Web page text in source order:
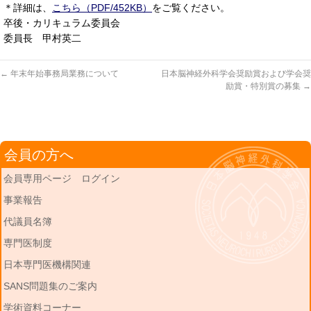
＊詳細は、 こちら（PDF/452KB） をご覧ください。
卒後・カリキュラム委員会
委員長 甲村英二
← 年末年始事務局業務について
日本脳神経外科学会奨励賞および学会奨
励賞・特別賞の募集 →
会員の方へ
会員専用ページ ログイン
事業報告
代議員名簿
専門医制度
日本専門医機構関連
SANS問題集のご案内
学術資料コーナー